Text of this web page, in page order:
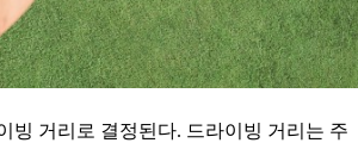
빙 거리로 결정된다. 드라이빙 거리는 주